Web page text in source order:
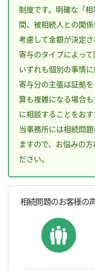
制度です。明確な「
間、被相続人との関
考慮して金額が決定さ
寄与のタイプによって
いずれも個別の事情に
寄与分の主張は証拠
算も複雑になる場合
に相談することをおす
当事務所には相続問
ますので、お悩みの
ださい。
相続問題のお客様の